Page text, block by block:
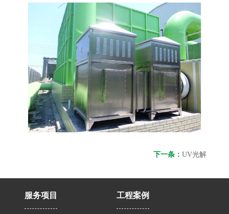
下一条： UV光解
服务项目 工程案例